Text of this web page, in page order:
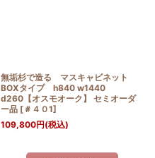
無垢杉で造る マスキャビネット
BOXタイプ h840 w1440
d260【オスモオーク】 セミオーダ
ー品 [ ＃４０1]
109,800円(税込)